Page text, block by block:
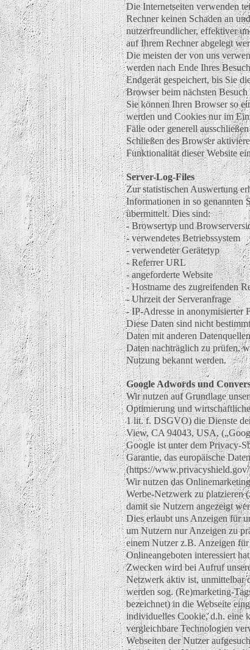
Die Internetseiten verwenden
Rechner keinen Schaden an
nutzerfreundlicher, effektiver
auf Ihrem Rechner abgelegt
Die meisten der von uns
werden nach Ende Ihres
Endgerät gespeichert, bis Sie
Browser beim nächsten
Sie können Ihren Browser so
werden und Cookies nur im
Fälle oder generell
Schließen des Browser
Funktionalität dieser Website
Server-Log-Files
Zur statistischen Auswertung
Informationen in so genannten
übermittelt. Dies sind:
- Browsertyp und
- verwendetes Betriebssystem
- verwendeter Gerätetyp
- Referrer URL
- angeforderte Website
- Hostname des zugreifenden
- Uhrzeit der Serveranfrage
- IP-Adresse in anonymisierter
Diese Daten sind nicht
Daten mit anderen
Daten nachträglich zu prüfen,
Nutzung bekannt werden.
Google Adwords und
Wir nutzen auf Grundlage
Optimierung und
1 lit. f. DSGVO) die Dienste
View, CA 94043, USA,
Google ist unter dem Privacy-
Garantie, das europäische
(https://
Wir nutzen das
Werbe-Netzwerk zu platzieren
damit sie Nutzern angezeigt
Dies erlaubt uns Anzeigen für
um Nutzern nur Anzeigen zu
einem Nutzer z.B. Anzeigen
Onlineangeboten interessiert
Zwecken wird bei Aufruf
Netzwerk aktiv ist, unmittelbar
werden sog. (Re)marketing-
bezeichnet) in die Webseite
individuelles Cookie, d.h. eine
vergleichbare Technologien
Webseiten der Nutzer